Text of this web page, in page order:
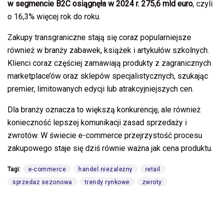
w segmencie B2C osiągnęła w 2024 r. 275,6 mld euro, czyli
o 16,3% więcej rok do roku.
Zakupy transgraniczne stają się coraz popularniejsze
również w branży zabawek, książek i artykułów szkolnych.
Klienci coraz częściej zamawiają produkty z zagranicznych
marketplace’ów oraz sklepów specjalistycznych, szukając
premier, limitowanych edycji lub atrakcyjniejszych cen.
Dla branży oznacza to większą konkurencję, ale również
konieczność lepszej komunikacji zasad sprzedaży i
zwrotów. W świecie e-commerce przejrzystość procesu
zakupowego staje się dziś równie ważna jak cena produktu.
Tagi: e-commerce handel niezależny
retail
sprzedaż sezonowa
trendy rynkowe zwroty